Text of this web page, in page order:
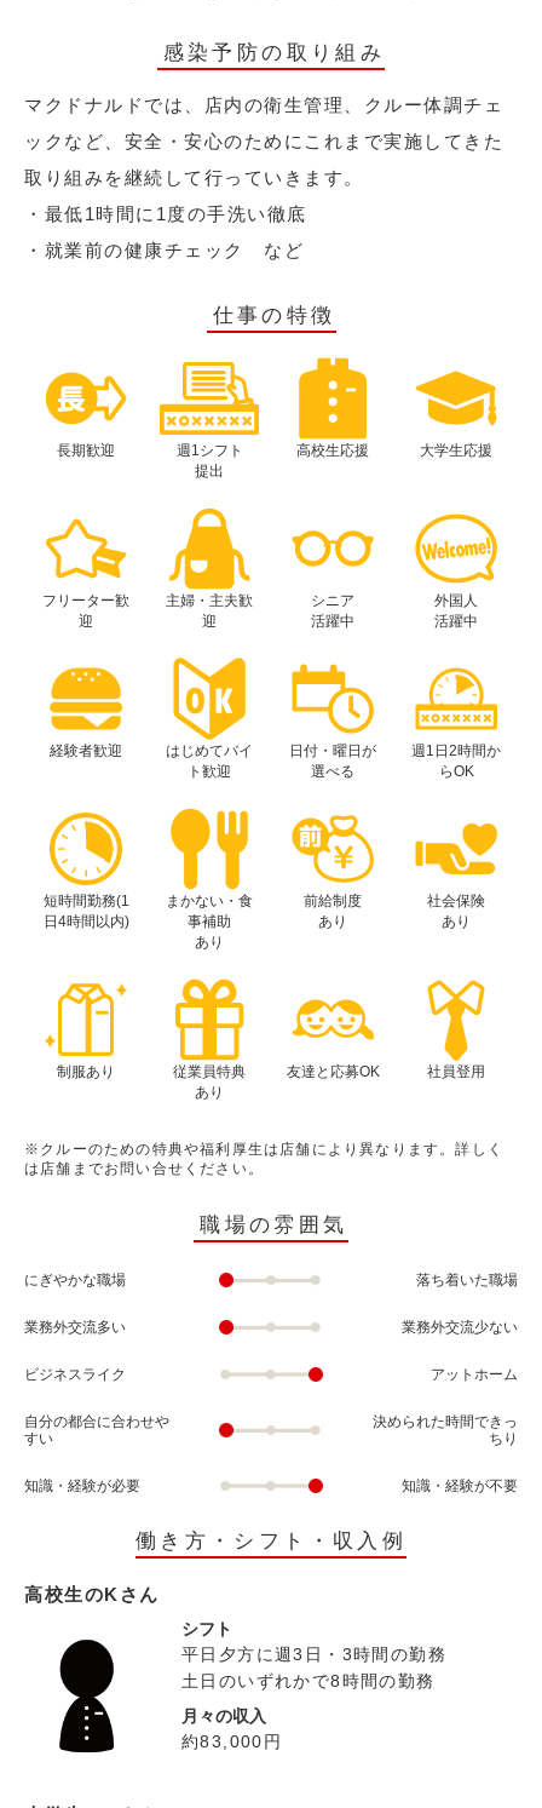
感染予防の取り組み
マクドナルドでは、店内の衛生管理、クルー体調チェ
ックなど、安全・安心のためにこれまで実施してきた
取り組みを継続して行っていきます。
・最低1時間に1度の手洗い徹底
・就業前の健康チェック など
仕事の特徴
長期歓迎
週1シフト
提出
高校生応援 大学生応援
フリーター歓
迎
主婦・主夫歓
迎
シニア
活躍中
外国人
活躍中
経験者歓迎
はじめてバイ
ト歓迎
日付・曜日が
選べる
週1日2時間か
らOK
短時間勤務(1
日4時間以内)
まかない・食
事補助
あり
前給制度
あり
社会保険
あり
制服あり
従業員特典
あり
友達と応募OK 社員登用
※クルーのための特典や福利厚生は店舗により異なります。詳しく
は店舗までお問い合せください。
職場の雰囲気
にぎやかな職場 落ち着いた職場
業務外交流多い 業務外交流少ない
ビジネスライク アットホーム
自分の都合に合わせや
すい
決められた時間できっ
ちり
知識・経験が必要 知識・経験が不要
働き方・シフト・収入例
高校生のKさん
シフト
平日夕方に週3日・3時間の勤務
土日のいずれかで8時間の勤務
月々の収入
約83,000円